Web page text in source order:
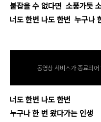
붙잡을 수 없다면 소풍가듯
너도 한번 나도 한번 누구나
동영상 서비스가 종료되
너도 한번 나도 한번
누구나 한 번 왔다가는 인생